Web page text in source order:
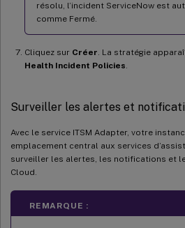
résolu, l’incident ServiceNow est
comme Fermé.
Cliquez sur Créer. La stratégie
Health Incident Policies.
Surveiller les alertes et
Avec le service ITSM Adapter, votre
emplacement central aux services
surveiller les alertes, les notifications et
Cloud.
REMARQUE :